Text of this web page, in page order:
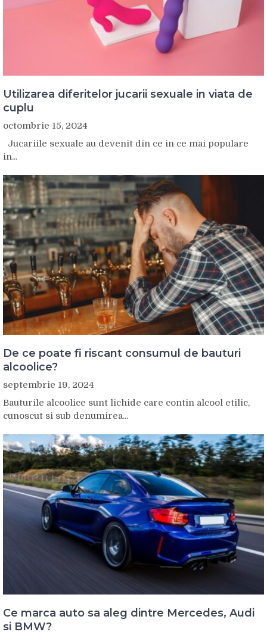
Utilizarea diferitelor jucarii sexuale in viata de
cuplu
octombrie 15, 2024
Jucariile sexuale au devenit din ce in ce mai populare
in...
De ce poate fi riscant consumul de bauturi
alcoolice?
septembrie 19, 2024
Bauturile alcoolice sunt lichide care contin alcool etilic,
cunoscut si sub denumirea...
Ce marca auto sa aleg dintre Mercedes, Audi
si BMW?